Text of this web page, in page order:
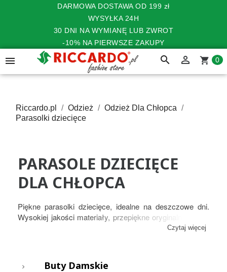
DARMOWA DOSTAWA OD 199 zł
WYSYŁKA 24H
30 DNI NA WYMIANĘ LUB ZWROT
-10% NA PIERWSZE ZAKUPY
 search  shopping_cart 0
Riccardo.pl Odzież
Odzież Dla Chłopca
Parasolki dziecięce
PARASOLE DZIECIĘCE
DLA CHŁOPCA
Piękne parasolki dziecięce, idealne na deszczowe dni.
Wysokiej jakości materiały, przepiękne oryginalne wzory
sprawią, że nawet niepogoda będzie idealnym czasem na
Czytaj więcej
Buty Damskie